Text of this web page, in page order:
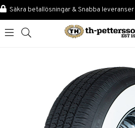
Säkra betallösningar & Snabba leveranser